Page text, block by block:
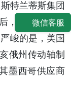
特兰蒂斯集团
，近日宣布再
峻的是，美国
俄州传动轴制
墨西哥供应商
微信客服